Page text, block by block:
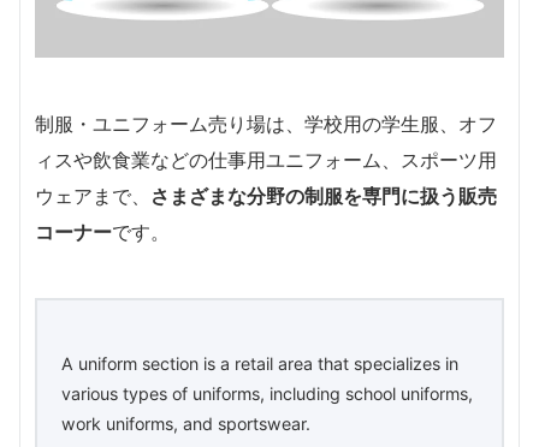
制服・ユニフォーム売り場は、学校用の学生服、オフ
ィスや飲食業などの仕事用ユニフォーム、スポーツ用
ウェアまで、 さまざまな分野の制服を専門に扱う販売
コーナーです。
A uniform section is a retail area that specializes in
various types of uniforms, including school uniforms,
work uniforms, and sportswear.